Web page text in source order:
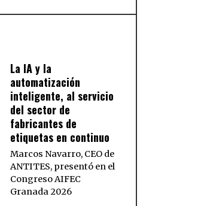
La IA y la
automatización
inteligente, al servicio
del sector de
fabricantes de
etiquetas en continuo
Marcos Navarro, CEO de
ANTITES, presentó en el
Congreso AIFEC
Granada 2026